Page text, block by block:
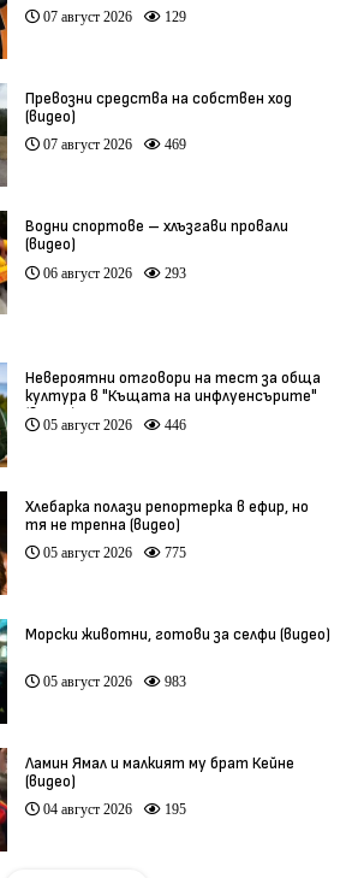
07 август 2026 129
Превозни средства на собствен ход
(видео)
07 август 2026 469
Водни спортове – хлъзгави провали
(видео)
06 август 2026 293
Невероятни отговори на тест за обща
култура в "Къщата на инфлуенсърите"
(видео)
05 август 2026 446
Хлебарка полази репортерка в ефир, но
тя не трепна (видео)
05 август 2026 775
Морски животни, готови за селфи (видео)
05 август 2026 983
Ламин Ямал и малкият му брат Кейне
(видео)
04 август 2026 195